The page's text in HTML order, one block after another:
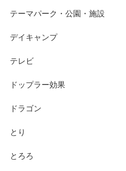
テーマパーク・公園・施設
デイキャンプ
テレビ
ドップラー効果
ドラゴン
とり
とろろ